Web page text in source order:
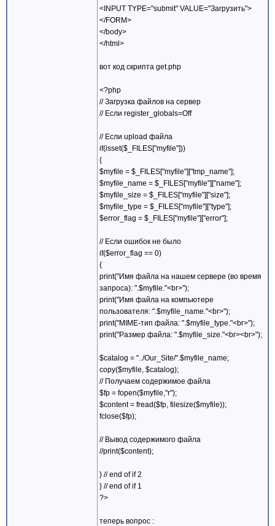
<INPUT TYPE="submit" VALUE="Загрузить">
</FORM>
</body>
</html>
вот код скрипта get.php
<?php
// Загрузка файлов на сервер
// Если register_globals=Off
// Если upload файла
if(isset($_FILES["myfile"]))
{
$myfile = $_FILES["myfile"]["tmp_name"];
$myfile_name = $_FILES["myfile"]["name"];
$myfile_size = $_FILES["myfile"]["size"];
$myfile_type = $_FILES["myfile"]["type"];
$error_flag = $_FILES["myfile"]["error"];
// Если ошибок не было
if($error_flag == 0)
{
print("Имя файла на нашем сервере (во время
запроса): ".$myfile."<br>");
print("Имя файла на компьютере
пользователя: ".$myfile_name."<br>");
print("MIME-тип файла: ".$myfile_type."<br>");
print("Размер файла: ".$myfile_size."<br><br>");
$catalog = "../Our_Site/".$myfile_name;
copy($myfile, $catalog);
// Получаем содержимое файла
$fp = fopen($myfile,"r");
$content = fread($fp, filesize($myfile));
fclose($fp);
// Вывод содержимого файла
//print($content);
} // end of if 2
} // end of if 1
?>
теперь вопрос :